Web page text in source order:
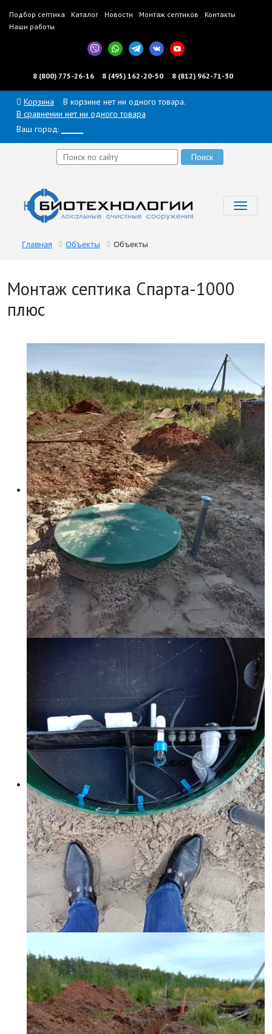
Подбор септика Каталог Новости Монтаж септиков
Контакты
Наши работы
8 (800) 775-26-16 8 (495) 162-20-50 8 (812) 962-71-30
Корзина
В корзине нет ни одного товара.
В сравнении нет ни одного товара
Ваш город:
Главная Объекты Объекты
Монтаж септика Спарта-1000
плюс